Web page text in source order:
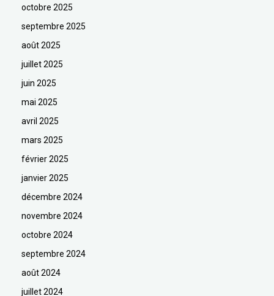
octobre 2025
septembre 2025
août 2025
juillet 2025
juin 2025
mai 2025
avril 2025
mars 2025
février 2025
janvier 2025
décembre 2024
novembre 2024
octobre 2024
septembre 2024
août 2024
juillet 2024